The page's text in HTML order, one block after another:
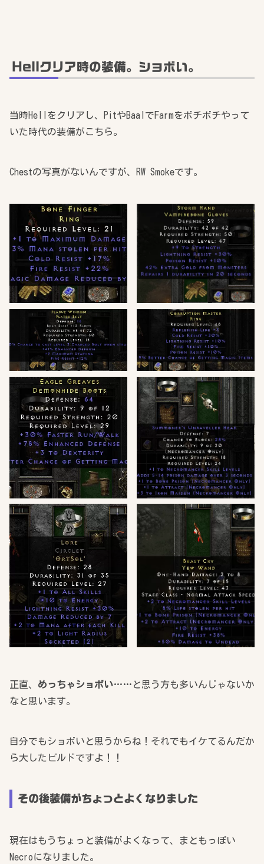
Hellクリア時の装備。ショボい。
当時Hellをクリアし、PitやBaalでFarmをボチボチやって
いた時代の装備がこちら。
Chestの写真がないんですが、RW Smokeです。
正直、 めっちゃショボい…… と思う方も多いんじゃないか
なと思います。
自分でもショボいと思うからね！それでもイケてるんだか
ら大したビルドですよ！！
その後装備がちょっとよくなりました
現在はもうちょっと装備がよくなって、まともっぽい
Necroになりました。